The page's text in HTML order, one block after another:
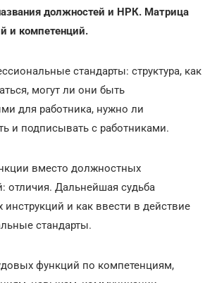
должностей и НРК. Матрица
и компетенций.
стандарты: структура, как
могут ли они быть
для работника, нужно ли
и подписывать с работниками.
вместо должностных
отличия. Дальнейшая судьба
и как ввести в действие
стандарты.
функций по компетенциям,